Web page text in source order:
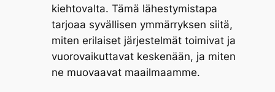
kiehtovalta. Tämä lähestymistapa
tarjoaa syvällisen ymmärryksen siitä,
miten erilaiset järjestelmät toimivat ja
vuorovaikuttavat keskenään, ja miten
ne muovaavat maailmaamme.